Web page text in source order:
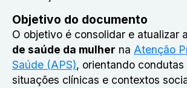
Objetivo do documento
O objetivo é consolidar e atualizar
de saúde da mulher na Atenção
Saúde (APS), orientando
situações clínicas e contextos